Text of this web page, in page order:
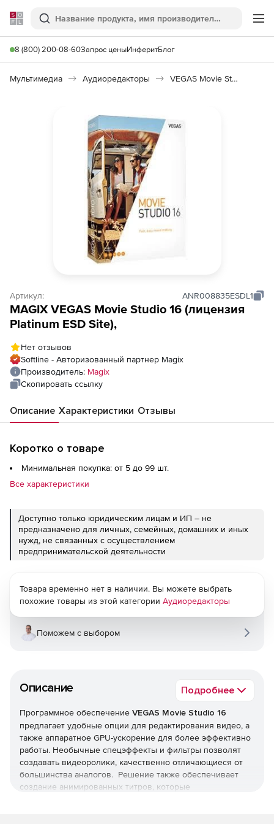
Softline
Поиск
8 (800) 200-08-60Запрос ценыИнферитБлог
Мультимедиа Аудиоредакторы VEGAS Movie Studio 16
Артикул: ANR008835ESDL1
MAGIX VEGAS Movie Studio 16 (лицензия
Platinum ESD Site),
Нет отзывов
Softline - Авторизованный партнер Magix
Производитель: Magix
Скопировать ссылку
Описание Характеристики Отзывы
Коротко о товаре
Минимальная покупка: от 5 до 99 шт.
Все характеристики
Доступно только юридическим лицам и ИП – не
предназначено для личных, семейных, домашних и иных
нужд, не связанных с осуществлением
предпринимательской деятельности
Описание Подробнее
Программное обеспечение VEGAS Movie Studio 16
предлагает удобные опции для редактирования видео, а
также аппаратное GPU-ускорение для более эффективно
работы. Необычные спецэффекты и фильтры позволят
создавать видеоролики, качественно отличающиеся от
большинства аналогов. Решение также обеспечивает
создание анимированных титров, которые
Товара временно нет в наличии. Вы можете выбрать
похожие товары из этой категории Аудиоредакторы
Поможем с выбором